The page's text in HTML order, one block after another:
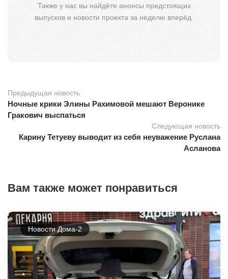
Также у нас вы найдёте анонсы предстоящих
выпусков и новости проекта за неделю вперёд.
Предыдущая новость
Ночные крики Элины Рахимовой мешают Веронике
Гракович выспаться
Следующая новость
Карину Тетуеву выводит из себя неуважение Руслана
Асланова
Вам также может понравиться
Новости Дома-2